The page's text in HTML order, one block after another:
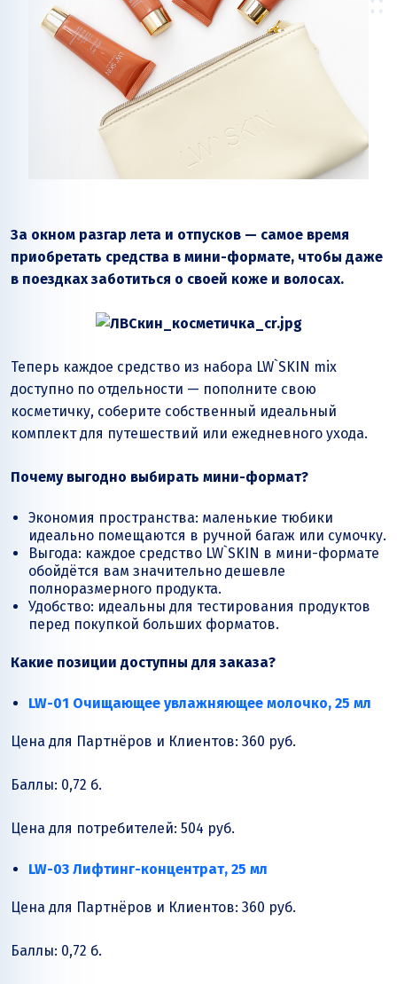
За окном разгар лета и отпусков — самое время
приобретать средства в мини-формате, чтобы даже
в поездках заботиться о своей коже и волосах.
Теперь каждое средство из набора LW`SKIN mix
доступно по отдельности — пополните свою
косметичку, соберите собственный идеальный
комплект для путешествий или ежедневного ухода.
Почему выгодно выбирать мини-формат?
Экономия пространства: маленькие тюбики
идеально помещаются в ручной багаж или сумочку.
Выгода: каждое средство LW`SKIN в мини-формате
обойдётся вам значительно дешевле
полноразмерного продукта.
Удобство: идеальны для тестирования продуктов
перед покупкой больших форматов.
Какие позиции доступны для заказа?
LW-01 Очищающее увлажняющее молочко, 25 мл
Цена для Партнёров и Клиентов: 360 руб.
Баллы: 0,72 б.
Цена для потребителей: 504 руб.
LW-03 Лифтинг-концентрат, 25 мл
Цена для Партнёров и Клиентов: 360 руб.
Баллы: 0,72 б.